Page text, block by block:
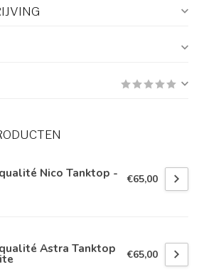
Nico Tanktop - €65,00
Astra Tanktop €65,00